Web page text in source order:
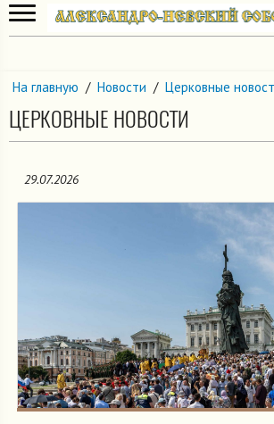
На главную / Новости / Церковные
ЦЕРКОВНЫЕ НОВОСТИ
29.07.2026